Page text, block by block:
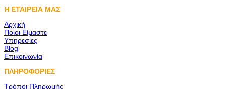
Η ΕΤΑΙΡΕΙΑ ΜΑΣ
Αρχική
Ποιοι Είμαστε
Υπηρεσίες
Blog
Επικοινωνία
ΠΛΗΡΟΦΟΡΙΕΣ
Τρόποι Πληρωμής